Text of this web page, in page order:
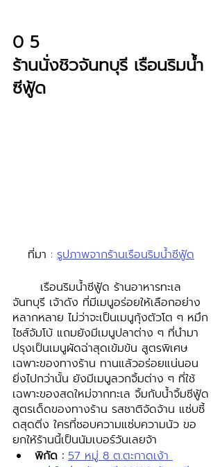
0 5
ร้านนั่งชิวจันทบุรี เรือนริมน้ำ
ซีฟู้ด
ที่มา : รูปภาพจากร้านเรือนริมน้ำซีฟู้ด
จันทบุรี เจ้าดัง ที่มีเมนูอร่อยให้เลือกอย่าง
หลากหลาย ไม่ว่าจะเป็นเมนูกุ้งตัวโต ๆ หมึก
ไซส์จัมโบ้ แถมยังมีเมนูปลาต่าง ๆ ที่นำมา
ปรุงเป็นเมนูผัดฉ่าสุดเข้มข้น สูตรพิเศษ
เฉพาะของทางร้าน ทานแล้วอร่อยแน่นอน
ยิ่งไปกว่านั้น ยังมีเมนูลวกจิ้มต่าง ๆ ที่ใช้
เฉพาะของสดใหม่จากทะเล จิ้มกับน้ำจิ้มซีฟู้ด
สูตรเด็ดของทางร้าน รสชาติจัดจ้าน แซ่บซี้
ดสุดติ่ง ใครที่ชอบความแซ่บความนัว ขอ
ยกให้ร้านนี้เป็นนัมเบอร์วันเลยจ้า
พิกัด : 57 หมู่ 8 ต.ตะกาดเง้า